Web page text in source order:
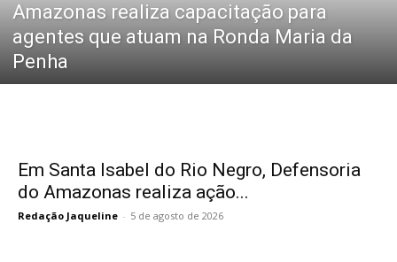
Amazonas realiza capacitação para
agentes que atuam na Ronda Maria da
Penha
Em Santa Isabel do Rio Negro, Defensoria
do Amazonas realiza ação...
Redação Jaqueline - 5 de agosto de 2026